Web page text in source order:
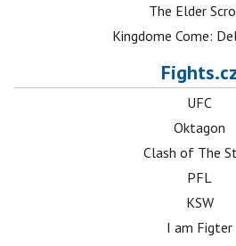
The Elder
Kingdome Come:
UFC
Oktagon
Clash of The
PFL
KSW
I am Figter